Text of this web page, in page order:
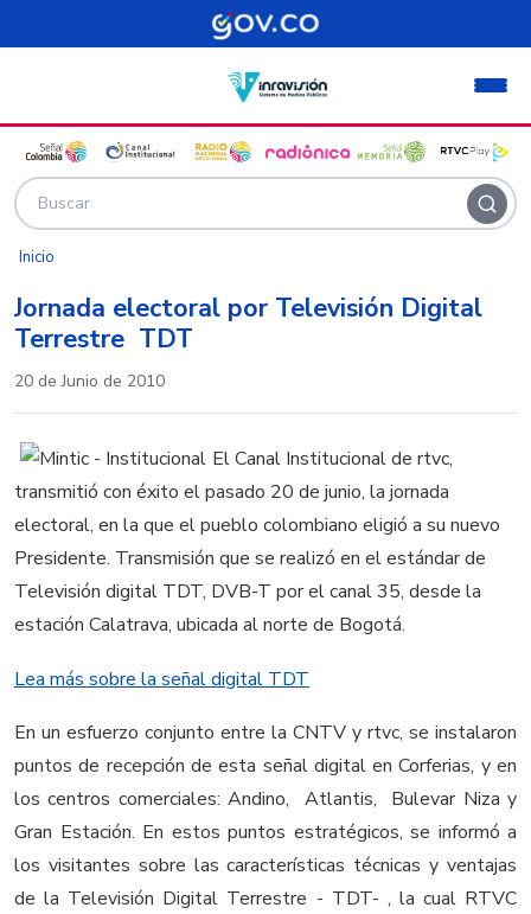
Pasar al contenido principal
Inicio
Jornada electoral por Televisión Digital
Terrestre  TDT
20 de Junio de 2010
El Canal Institucional de rtvc,
transmitió con éxito el pasado 20 de junio, la jornada
electoral, en la que el pueblo colombiano eligió a su nuevo
Presidente. Transmisión que se realizó en el estándar de
Televisión digital TDT, DVB-T por el canal 35, desde la
estación Calatrava, ubicada al norte de Bogotá.
Lea más sobre la señal digital TDT
En un esfuerzo conjunto entre la CNTV y rtvc, se instalaron
puntos de recepción de esta señal digital en Corferias, y en
los centros comerciales: Andino, Atlantis, Bulevar Niza y
Gran Estación. En estos puntos estratégicos, se informó a
los visitantes sobre las características técnicas y ventajas
de la Televisión Digital Terrestre - TDT- , la cual RTVC